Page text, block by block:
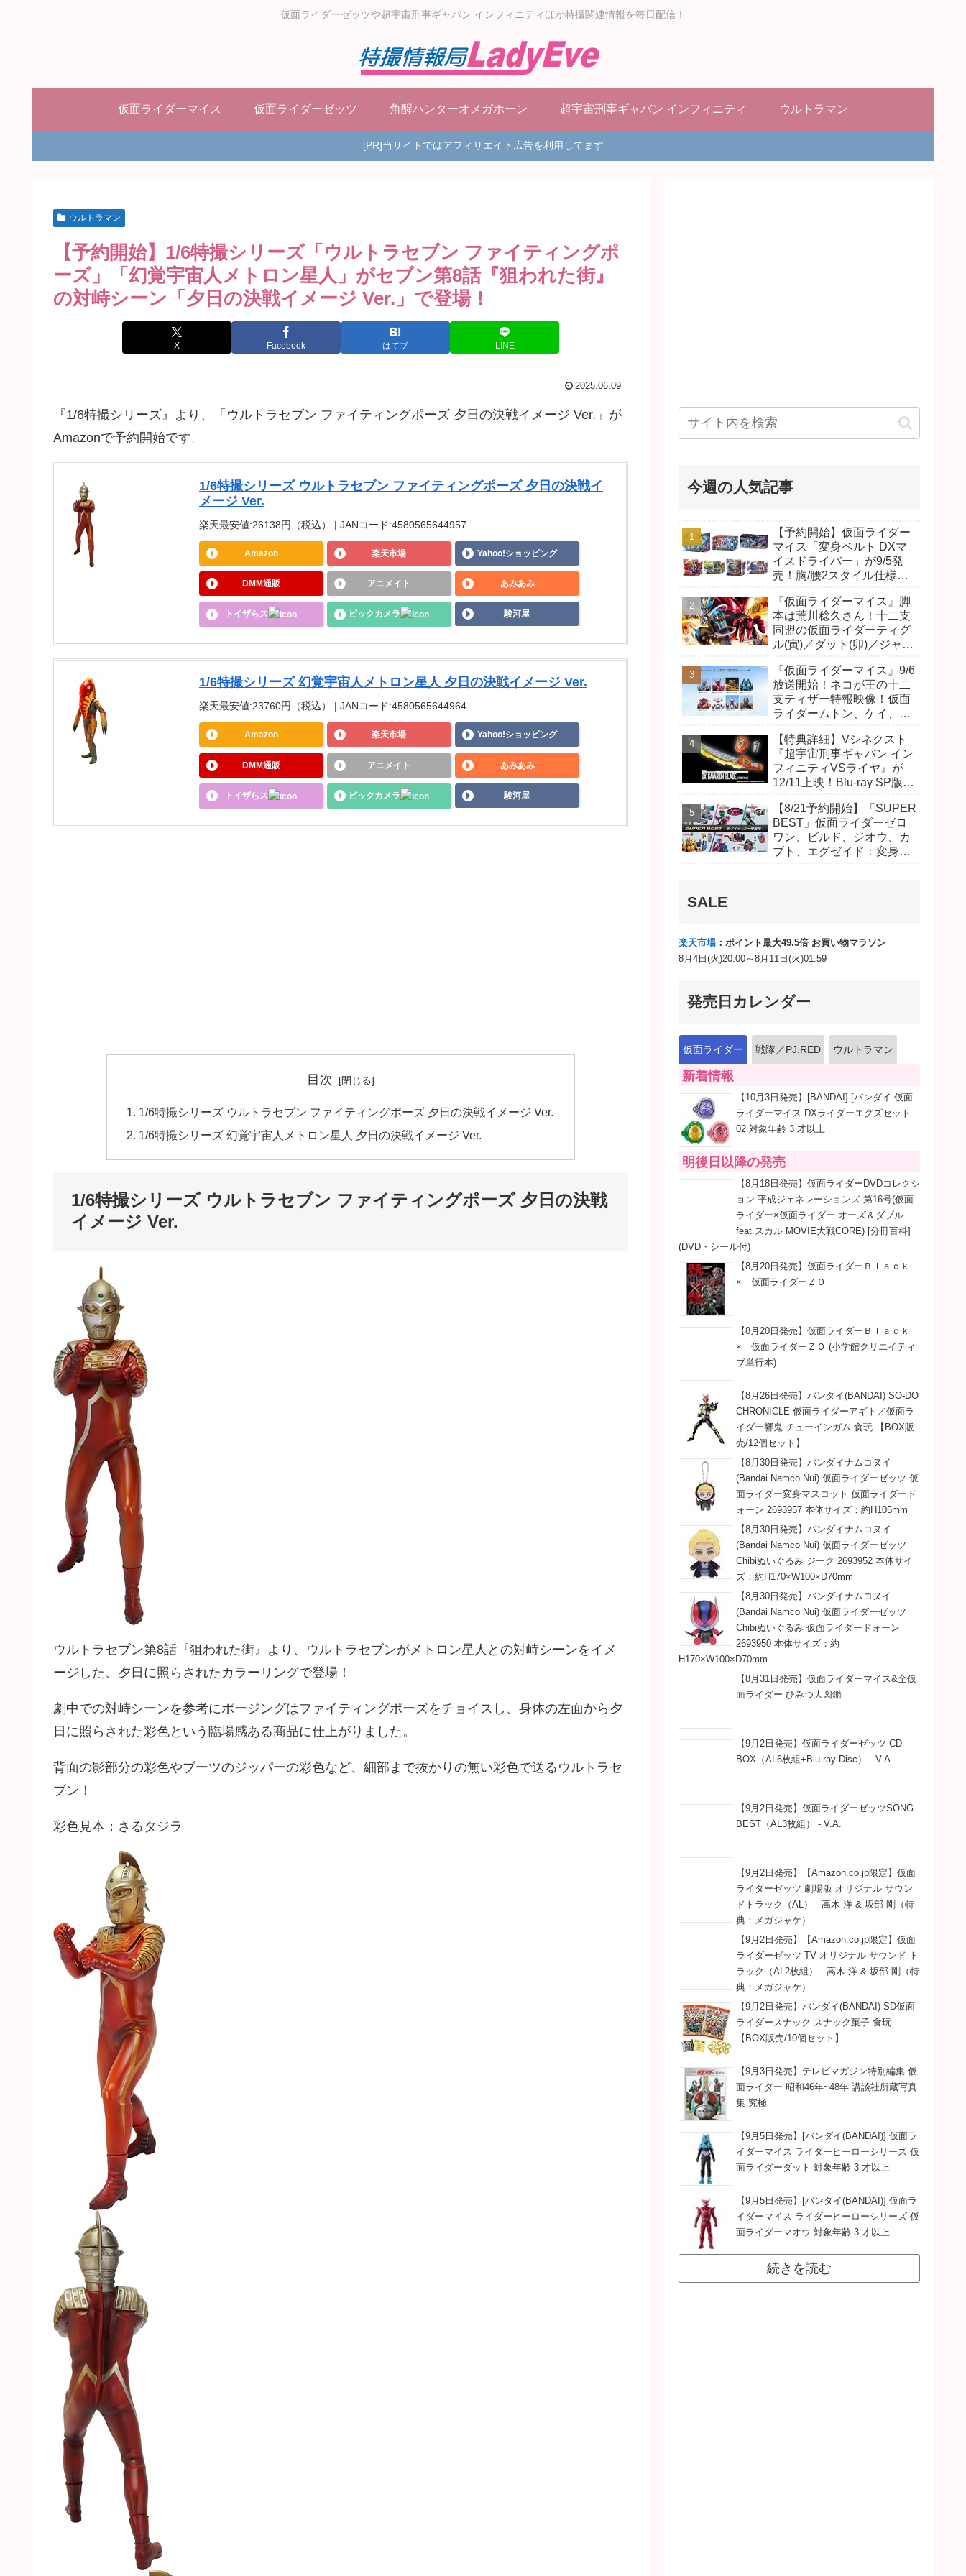
仮面ライダーゼッツや超宇宙刑事ギャバン インフィニティほか特撮関連情報を毎日配信！
仮面ライダーマイス 仮面ライダーゼッツ 角醒ハンターオメガホーン 超宇宙刑事ギャバン インフィニティ ウルトラマン
[PR]当サイトではアフィリエイト広告を利用してます
ウルトラマン
【予約開始】1/6特撮シリーズ「ウルトラセブン ファイティングポ
ーズ」「幻覚宇宙人メトロン星人」がセブン第8話『狙われた街』
の対峙シーン「夕日の決戦イメージ Ver.」で登場！
X Facebook はてブ LINE
2025.06.09
『1/6特撮シリーズ』より、「ウルトラセブン ファイティングポーズ 夕日の決戦イメージ Ver.」が
Amazonで予約開始です。
1/6特撮シリーズ ウルトラセブン ファイティングポーズ 夕日の決戦イ
メージ Ver.
楽天最安値:26138円（税込） | JANコード:4580565644957
Amazon 楽天市場 Yahoo!ショッピング
DMM通販 アニメイト あみあみ
トイザらス ビックカメラ 駿河屋
1/6特撮シリーズ 幻覚宇宙人メトロン星人 夕日の決戦イメージ Ver.
楽天最安値:23760円（税込） | JANコード:4580565644964
Amazon 楽天市場 Yahoo!ショッピング
DMM通販 アニメイト あみあみ
トイザらス ビックカメラ 駿河屋
目次
1/6特撮シリーズ ウルトラセブン ファイティングポーズ 夕日の決戦イメージ Ver.
1/6特撮シリーズ 幻覚宇宙人メトロン星人 夕日の決戦イメージ Ver.
1/6特撮シリーズ ウルトラセブン ファイティングポーズ 夕日の決戦
イメージ Ver.
ウルトラセブン第8話『狙われた街』より、ウルトラセブンがメトロン星人との対峙シーンをイメ
ージした、夕日に照らされたカラーリングで登場！
劇中での対峙シーンを参考にポージングはファイティングポーズをチョイスし、身体の左面から夕
日に照らされた彩色という臨場感ある商品に仕上がりました。
背面の影部分の彩色やブーツのジッパーの彩色など、細部まで抜かりの無い彩色で送るウルトラセ
ブン！
彩色見本：さるタジラ
今週の人気記事
【予約開始】仮面ライダー
マイス「変身ベルト DXマ
イスドライバー」が9/5発
売！胸/腰2スタイル仕様！
ッシュ、ジャオ/バイト、ケ
イ/ショットボーンバックル
も！
『仮面ライダーマイス』脚
本は荒川稔久さん！十二支
同盟の仮面ライダーティグ
ル(寅)／ダット(卯)／ジャオ
尾達臣のキャストが発表！
トリガーのアキト金子隼也
さんも変身！
『仮面ライダーマイス』9/6
放送開始！ネコが王の十二
支ティザー特報映像！仮面
ライダームトン、ケイ、ヴ
開！ライダーは子丑寅卯辰
巳午未申酉戌亥猫猫の14
人⁉
【特典詳細】Vシネクスト
『超宇宙刑事ギャバン イン
フィニティVSライヤ』が
12/11上映！Blu-ray SP版は
(エタニティver.)」「ユカイ
ダーエモルギー」ほか豪華
特典付き！
【8/21予約開始】「SUPER
BEST」仮面ライダーゼロ
ワン、ビルド、ジオウ、カ
ブト、エグゼイド：変身ベ
SALE
楽天市場 ：ポイント最大49.5倍 お買い物マラソン
8月4日(火)20:00～8月11日(火)01:59
発売日カレンダー
仮面ライダー 戦隊／PJ.RED ウルトラマン
新着情報
【10月3日発売】[BANDAI] [バンダイ 仮面
ライダーマイス DXライダーエグズセット
02 対象年齢 3 才以上
明後日以降の発売
【8月18日発売】仮面ライダーDVDコレクシ
ョン 平成ジェネレーションズ 第16号(仮面
ライダー×仮面ライダー オーズ＆ダブル
feat.スカル MOVIE大戦CORE) [分冊百科]
(DVD・シール付)
【8月20日発売】仮面ライダーＢｌａｃｋ
× 仮面ライダーＺＯ
【8月20日発売】仮面ライダーＢｌａｃｋ
× 仮面ライダーＺＯ (小学館クリエイティ
ブ単行本)
【8月26日発売】バンダイ(BANDAI) SO-DO
CHRONICLE 仮面ライダーアギト／仮面ラ
イダー響鬼 チューインガム 食玩 【BOX販
売/12個セット】
【8月30日発売】バンダイナムコヌイ
(Bandai Namco Nui) 仮面ライダーゼッツ 仮
面ライダー変身マスコット 仮面ライダード
ォーン 2693957 本体サイズ：約H105mm
【8月30日発売】バンダイナムコヌイ
(Bandai Namco Nui) 仮面ライダーゼッツ
Chibiぬいぐるみ ジーク 2693952 本体サイ
ズ：約H170×W100×D70mm
【8月30日発売】バンダイナムコヌイ
(Bandai Namco Nui) 仮面ライダーゼッツ
Chibiぬいぐるみ 仮面ライダードォーン
2693950 本体サイズ：約
H170×W100×D70mm
【8月31日発売】仮面ライダーマイス&全仮
面ライダー ひみつ大図鑑
【9月2日発売】仮面ライダーゼッツ CD-
BOX（AL6枚組+Blu-ray Disc） - V.A.
【9月2日発売】仮面ライダーゼッツSONG
BEST（AL3枚組） - V.A.
【9月2日発売】【Amazon.co.jp限定】仮面
ライダーゼッツ 劇場版 オリジナル サウン
ドトラック（AL） - 高木 洋 & 坂部 剛（特
典：メガジャケ）
【9月2日発売】【Amazon.co.jp限定】仮面
ライダーゼッツ TV オリジナル サウンド ト
ラック（AL2枚組） - 高木 洋 & 坂部 剛（特
典：メガジャケ）
【9月2日発売】バンダイ(BANDAI) SD仮面
ライダースナック スナック菓子 食玩
【BOX販売/10個セット】
【9月3日発売】テレビマガジン特別編集 仮
面ライダー 昭和46年~48年 講談社所蔵写真
集 究極
【9月5日発売】[バンダイ(BANDAI)] 仮面ラ
イダーマイス ライダーヒーローシリーズ 仮
面ライダーダット 対象年齢 3 才以上
【9月5日発売】[バンダイ(BANDAI)] 仮面ラ
イダーマイス ライダーヒーローシリーズ 仮
面ライダーマオウ 対象年齢 3 才以上
続きを読む